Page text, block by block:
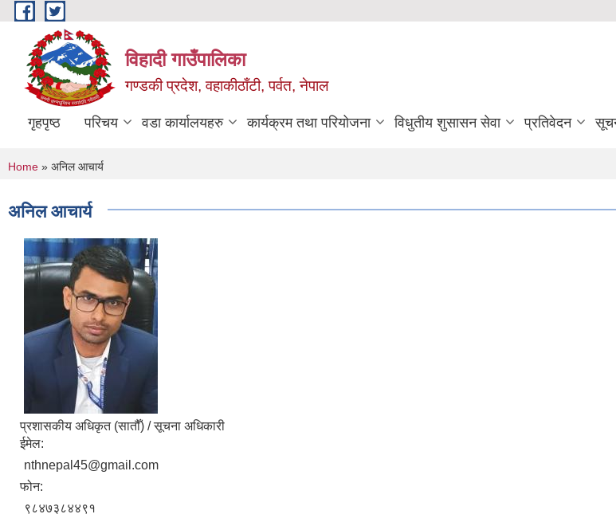
Skip to main content
विहादी गाउँपालिका
गण्डकी प्रदेश, वहाकीठाँटी, पर्वत, नेपाल
गृहपृष्ठ परिचय वडा कार्यालयहरु कार्यक्रम तथा परियोजना विधुतीय शुसासन सेवा प्रतिवेदन
You are here
Home » अनिल आचार्य
अनिल आचार्य
प्रशासकीय अधिकृत (सातौँ) / सूचना अधिकारी
ईमेल:
nthnepal45@gmail.com
फोन:
९८४७३८४४९१